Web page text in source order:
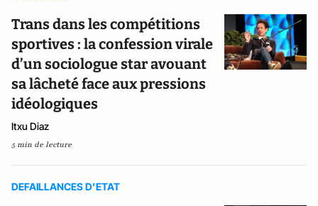
Trans dans les compétitions
sportives : la confession virale
d’un sociologue star avouant
sa lâcheté face aux pressions
idéologiques
Itxu Diaz
5 min de lecture
DEFAILLANCES D’ETAT